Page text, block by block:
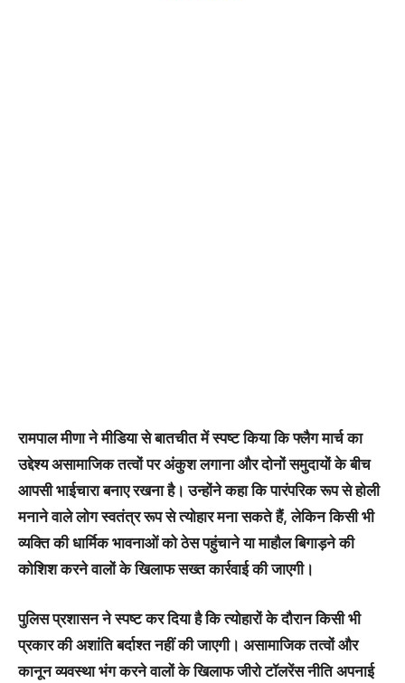
रामपाल मीणा ने मीडिया से बातचीत में स्पष्ट किया कि फ्लैग मार्च का
उद्देश्य असामाजिक तत्वों पर अंकुश लगाना और दोनों समुदायों के बीच
आपसी भाईचारा बनाए रखना है। उन्होंने कहा कि पारंपरिक रूप से होली
मनाने वाले लोग स्वतंत्र रूप से त्योहार मना सकते हैं, लेकिन किसी भी
व्यक्ति की धार्मिक भावनाओं को ठेस पहुंचाने या माहौल बिगाड़ने की
कोशिश करने वालों के खिलाफ सख्त कार्रवाई की जाएगी।
पुलिस प्रशासन ने स्पष्ट कर दिया है कि त्योहारों के दौरान किसी भी
प्रकार की अशांति बर्दाश्त नहीं की जाएगी। असामाजिक तत्वों और
कानून व्यवस्था भंग करने वालों के खिलाफ जीरो टॉलरेंस नीति अपनाई